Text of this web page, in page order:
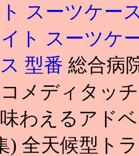
スーツケー
ト スーツケ
型番 総合病
メディタッ
わえるアド
) 全天候型ト